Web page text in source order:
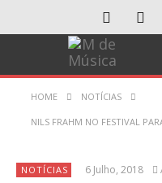
HOME NOTÍCIAS
NILS FRAHM NO FESTIVAL
NOTÍCIAS 6 Julho, 2018